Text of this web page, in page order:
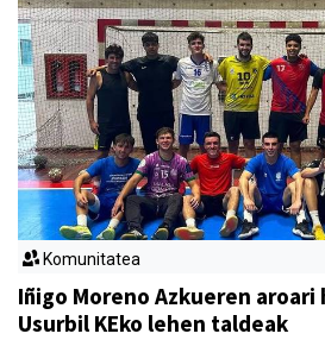
Komunitatea
Iñigo Moreno Azkueren aroari
Usurbil KEko lehen taldeak